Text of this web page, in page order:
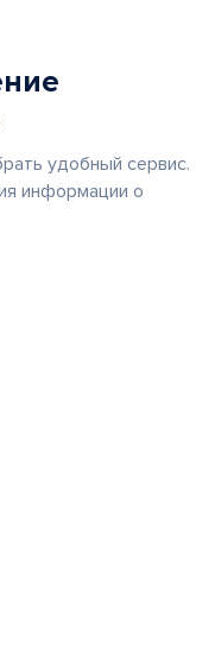
удобный сервис.
информации о